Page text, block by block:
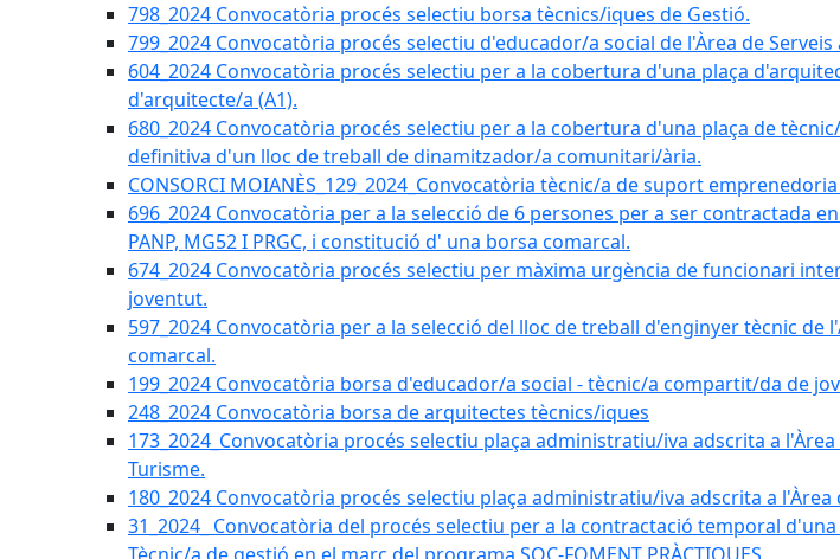
798_2024 Convocatòria procés selectiu borsa tècnics/iques de Gestió.
799_2024 Convocatòria procés selectiu d'educador/a social de l'Àrea de
604_2024 Convocatòria procés selectiu per a la cobertura d'una plaça
d'arquitecte/a (A1).
680_2024 Convocatòria procés selectiu per a la cobertura d'una plaça de
definitiva d'un lloc de treball de dinamitzador/a comunitari/ària.
CONSORCI MOIANÈS_129_2024_Convocatòria tècnic/a de suport
696_2024 Convocatòria per a la selecció de 6 persones per a ser contractada
PANP, MG52 I PRGC, i constitució d' una borsa comarcal.
674_2024 Convocatòria procés selectiu per màxima urgència de funcionari
joventut.
597_2024 Convocatòria per a la selecció del lloc de treball d'enginyer tècnic
comarcal.
199_2024 Convocatòria borsa d'educador/a social - tècnic/a compartit/da de
248_2024 Convocatòria borsa de arquitectes tècnics/iques
173_2024_Convocatòria procés selectiu plaça administratiu/iva adscrita a
Turisme.
180_2024 Convocatòria procés selectiu plaça administratiu/iva adscrita a l'Àrea
31_2024_ Convocatòria del procés selectiu per a la contractació temporal